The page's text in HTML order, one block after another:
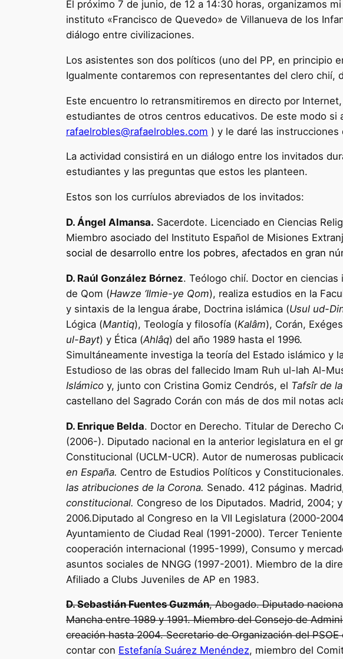
El próximo 7 de junio, de 12 a 14:30 horas, organizamos
instituto «Francisco de Quevedo» de Villanueva de los
diálogo entre civilizaciones.
Los asistentes son dos políticos (uno del PP, en principio
Igualmente contaremos con representantes del clero chií,
Este encuentro lo retransmitiremos en directo por
estudiantes de otros centros educativos. De este modo
rafaelrobles@rafaelrobles.com ) y le daré las
La actividad consistirá en un diálogo entre los invitados
estudiantes y las preguntas que estos les planteen.
Estos son los curríulos abreviados de los invitados:
D. Ángel Almansa. Sacerdote. Licenciado en Ciencias
Miembro asociado del Instituto Español de Misiones
social de desarrollo entre los pobres, afectados en gran
D. Raúl González Bórnez. Teólogo chií. Doctor en
de Qom (Hawze ‘Ilmie-ye Qom), realiza estudios en la
y sintaxis de la lengua árabe, Doctrina islámica (Usul ud-
Lógica (Mantiq), Teología y filosofía (Kalâm), Corán,
ul-Bayt) y Ética (Ahlâq) del año 1989 hasta el 1996.
Simultáneamente investiga la teoría del Estado islámico y
Estudioso de las obras del fallecido Imam Ruh ul-lah Al-
Islámico y, junto con Cristina Gomiz Cendrós, el Tafsîr de
castellano del Sagrado Corán con más de dos mil notas
D. Enrique Belda. Doctor en Derecho. Titular de Derecho
(2006-). Diputado nacional en la anterior legislatura en el
Constitucional (UCLM-UCR). Autor de numerosas
en España. Centro de Estudios Políticos y
las atribuciones de la Corona. Senado. 412 páginas.
constitucional. Congreso de los Diputados. Madrid, 2004; y
2006.Diputado al Congreso en la VII Legislatura (2000-
Ayuntamiento de Ciudad Real (1991-2000). Tercer
cooperación internacional (1995-1999), Consumo y
asuntos sociales de NNGG (1997-2001). Miembro de la
Afiliado a Clubs Juveniles de AP en 1983.
D. Sebastián Fuentes Guzmán, Abogado. Diputado
Mancha entre 1989 y 1991. Miembro del Consejo de
creación hasta 2004. Secretario de Organización del
contar con Estefanía Suárez Menéndez, miembro del